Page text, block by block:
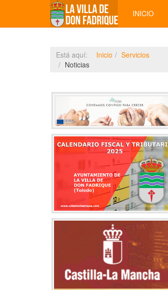
INICIO
Está aquí: Inicio
Servicios
Noticias